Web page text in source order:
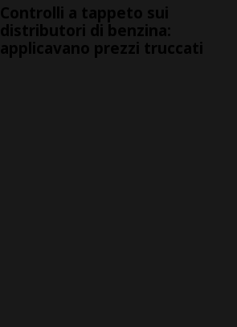
Controlli a tappeto sui
distributori di benzina:
applicavano prezzi truccati